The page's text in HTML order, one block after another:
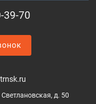
39-70
д. 50